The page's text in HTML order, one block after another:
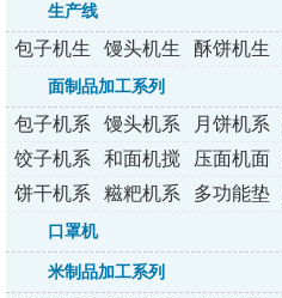
生产线
包子机生
产线
馒头机生
产线
酥饼机生
面制品加工系列
包子机系
列
馒头机系
列
月饼机系
列
饺子机系
列
和面机搅
拌机
压面机面
条机
饼干机系
列
糍粑机系
多功能垫
口罩机
米制品加工系列